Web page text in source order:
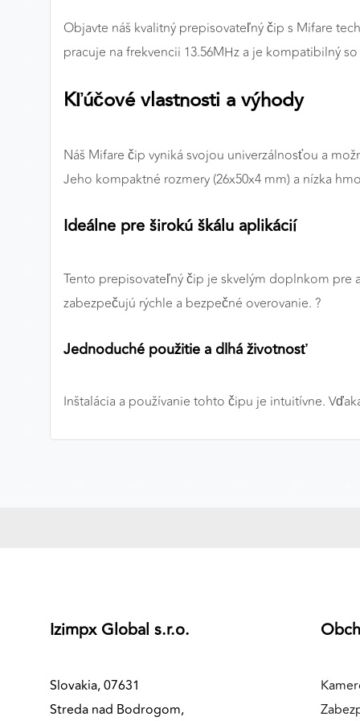
Objavte náš kvalitný prepisovateľný čip s Mifare
pracuje na frekvencii 13.56MHz a je kompatibilný
Kľúčové vlastnosti a výhody
Náš Mifare čip vyniká svojou univerzálnosťou a
Jeho kompaktné rozmery (26x50x4 mm) a nízka
Ideálne pre širokú škálu aplikácií
Tento prepisovateľný čip je skvelým doplnkom pre
zabezpečujú rýchle a bezpečné overovanie. ?
Jednoduché použitie a dlhá životnosť
Inštalácia a používanie tohto čipu je intuitívne.
Izimpx Global s.r.o.
Slovakia, 07631
Streda nad Bodrogom,
Preferenčné cookies
ANALYTICKÉ COOKIES
Analytické cookies nám umožňujú meranie výkonu
zdroje návštev našich webových stránok. Dáta získané
pomocou týchto cookies spracovávame anonymne a
súhrnne, bez použitia identifikátorov, ktoré ukazujú na
cookies môžeme optimalizovať výkon a funkčnosť
Google Analytics
Marketingové cookies sa používajú na sledovanie